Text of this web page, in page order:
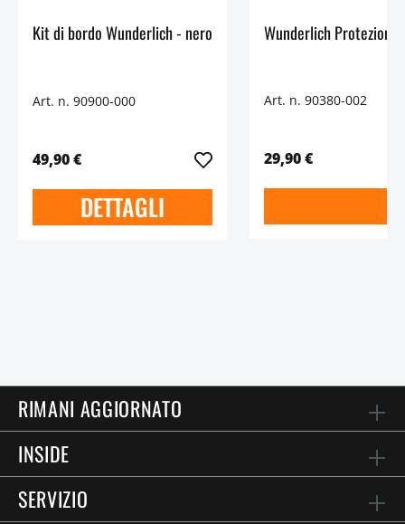
Kit di bordo Wunderlich - nero
Art. n. 90900-000
49,90 €
DETTAGLI
Art. n. 90380-002
29,90 €
RIMANI AGGIORNATO
INSIDE
SERVIZIO